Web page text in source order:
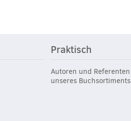
Praktisch
Autoren und Referenten
unseres Buchsortiments